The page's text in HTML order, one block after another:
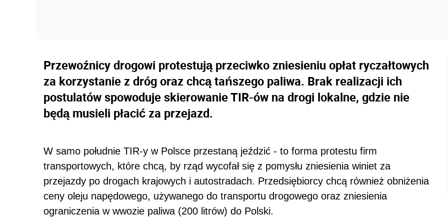
Przewoźnicy drogowi protestują przeciwko zniesieniu opłat ryczałtowych
za korzystanie z dróg oraz chcą tańszego paliwa. Brak realizacji ich
postulatów spowoduje skierowanie TIR-ów na drogi lokalne, gdzie nie
będą musieli płacić za przejazd.
W samo południe TIR-y w Polsce przestaną jeździć - to forma protestu firm
transportowych, które chcą, by rząd wycofał się z pomysłu zniesienia winiet za
przejazdy po drogach krajowych i autostradach. Przedsiębiorcy chcą również obniżenia
ceny oleju napędowego, używanego do transportu drogowego oraz zniesienia
ograniczenia w wwozie paliwa (200 litrów) do Polski.